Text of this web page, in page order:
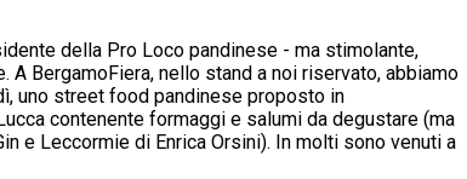
della Pro Loco pandinese - ma stimolante,
BergamoFiera, nello stand a noi riservato, abbiamo
uno street food pandinese proposto in
contenente formaggi e salumi da degustare (ma
e Leccormie di Enrica Orsini). In molti sono venuti a